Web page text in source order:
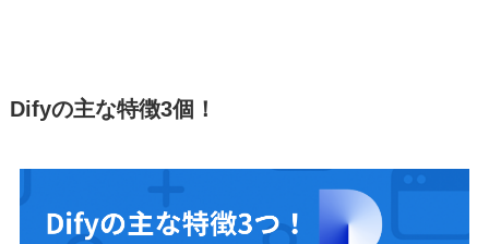
Difyの主な特徴3個！